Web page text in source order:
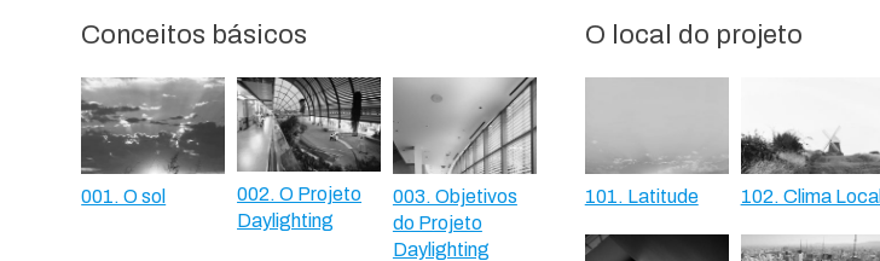
Conceitos básicos
001. O sol
002. O Projeto
Daylighting
003. Objetivos
do Projeto
Daylighting
O local do projeto
101. Latitude 102. Clima Local